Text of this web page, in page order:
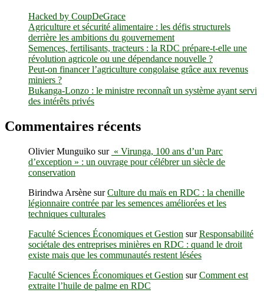
Hacked by CoupDeGrace
Agriculture et sécurité alimentaire : les défis structurels
derrière les ambitions du gouvernement
Semences, fertilisants, tracteurs : la RDC prépare-t-elle une
révolution agricole ou une dépendance nouvelle ?
Peut-on financer l’agriculture congolaise grâce aux revenus
miniers ?
Bukanga-Lonzo : le ministre reconnaît un système ayant servi
des intérêts privés
Commentaires récents
Olivier Munguiko sur « Virunga, 100 ans d’un Parc
d’exception » : un ouvrage pour célébrer un siècle de
conservation
Birindwa Arsène surCulture du maïs en RDC : la chenille
légionnaire contrée par les semences améliorées et les
techniques culturales
Faculté Sciences Économiques et Gestion surResponsabilité
sociétale des entreprises minières en RDC : quand le droit
existe mais que les communautés restent lésées
Faculté Sciences Économiques et Gestion surComment est
extraite l’huile de palme en RDC